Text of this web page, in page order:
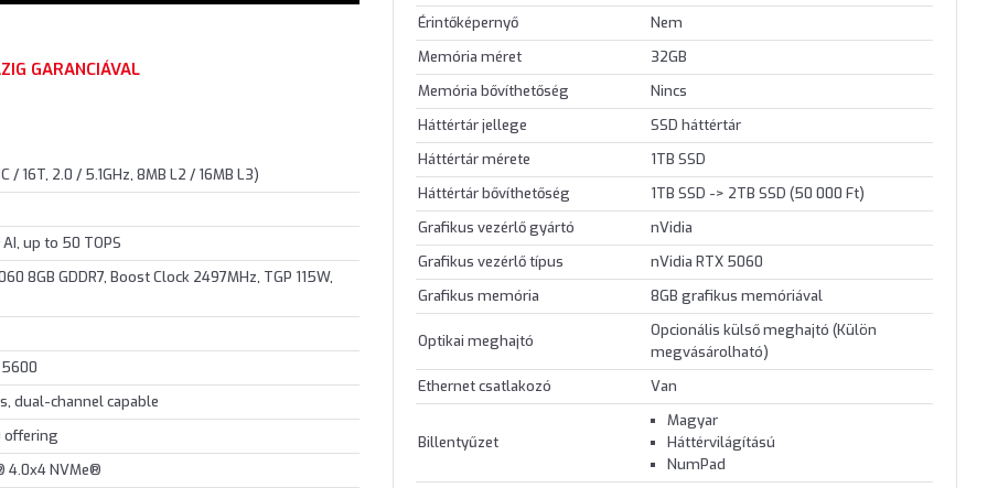
GARANCIÁVAL
/ 16T, 2.0 / 5.1GHz, 8MB L2 / 16MB L3)
up to 50 TOPS
8GB GDDR7, Boost Clock 2497MHz, TGP 115W,
5600
dual-channel capable
offering
4.0x4 NVMe®
Érintőképernyő
Nem
Memória méret
32GB
Memória bővíthetőség
Nincs
Háttértár jellege
SSD háttértár
Háttértár mérete
1TB SSD
Háttértár bővíthetőség
1TB SSD -> 2TB SSD (50 000 Ft)
Grafikus vezérlő gyártó
nVidia
Grafikus vezérlő típus
nVidia RTX 5060
Grafikus memória
8GB grafikus memóriával
Optikai meghajtó
Opcionális külső meghajtó (Külön
megvásárolható)
Ethernet csatlakozó
Van
Billentyűzet
Magyar
Háttérvilágítású
NumPad